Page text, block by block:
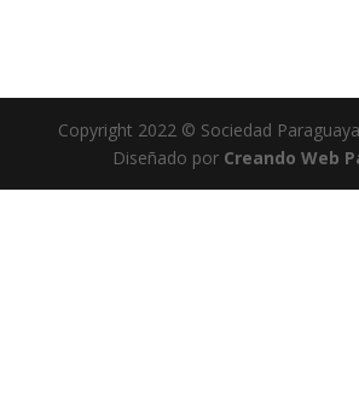
Copyright 2022 © Sociedad
Diseñado por Creando Web